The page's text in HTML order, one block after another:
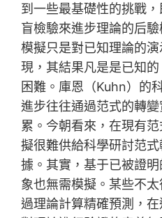
到一些最基礎性的挑戰
盲檢驗來進步理論的后
模擬只是對已知理論的
現，其結果凡是是已知
困難。庫恩（Kuhn）的
進步往往通過范式的轉
累。今朝看來，在現有
擬很難供給科學研討范
據。其實，基于已被證
象也無需模擬。某些不
過理論計算精確預測，